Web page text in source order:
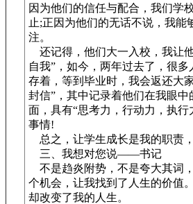
因为他们的信任与配合，我们学
止;正因为他们的无话不说，我
注。
还记得，他们大一入校，我让
自我”，如今，两年过去了，很
存着，等到毕业时，我会返还大
封信”，其中记录着他们在我眼
面，具有“思考力，行动力，执
事情!
总之，让学生成长是我的职责
三、我想对您说——书记
不是趋炎附势，不是夸大其词
个机会，让我找到了人生的价值
却改变了我的人生。